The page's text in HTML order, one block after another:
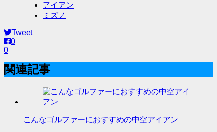
アイアン
ミズノ
Tweet
0
0
関連記事
こんなゴルファーにおすすめの中空アイアン